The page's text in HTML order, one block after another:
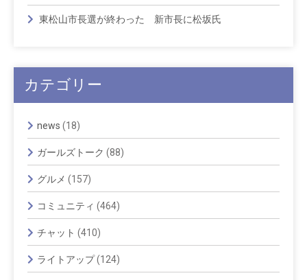
東松山市長選が終わった 新市長に松坂氏
カテゴリー
news (18)
ガールズトーク (88)
グルメ (157)
コミュニティ (464)
チャット (410)
ライトアップ(124)